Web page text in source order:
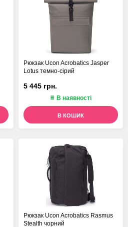
Рюкзак Ucon Acrobatics Jasper
Lotus темно-сірий
5 445 грн.
В наявності
В КОШИК
Рюкзак Ucon Acrobatics Rasmus
Stealth чорний